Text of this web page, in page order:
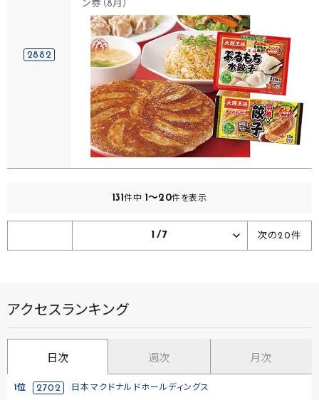
2882
ン券（8月）
131件中 1～20件を表示
1/7 次の20件
アクセスランキング
日次 週次 月次
1位 2702 日本マクドナルドホールディングス